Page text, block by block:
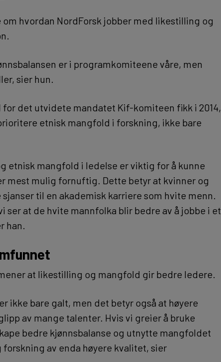
om hvordan NordForsk jobber med likestilling og
er i programkomiteene våre, men
sier hun.
det utvidete mandatet Kif-komiteen fikk i 2014,
etnisk mangfold i forskning, ikke bare
etnisk mangfold i ledelse er viktig for å kunne
mest mulig fornuftig. Dette betyr at kvinner og
til en akademisk karriere som hvite menn.
ser at de hvite mannfolka blir bedre av å jobbe i et
han.
at likestilling og mangfold gir bedre ledere.
ikke bare galt, men det betyr også at høyere
av mange talenter. Hvis vi greier å bruke
bedre kjønnsbalanse og utnytte mangfoldet
av enda høyere kvalitet, sier